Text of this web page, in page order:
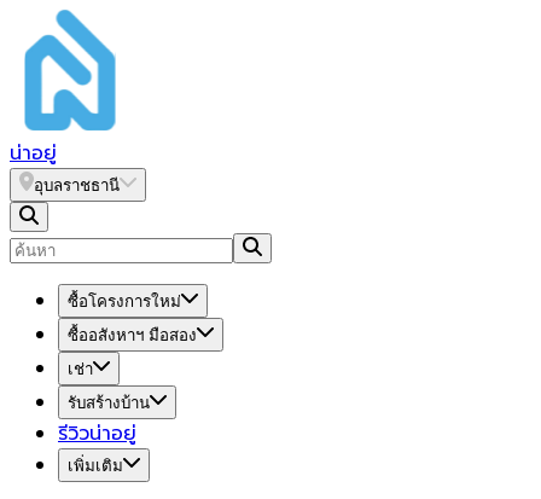
น่าอยู่
อุบลราชธานี
ซื้อโครงการใหม่
ซื้ออสังหาฯ มือสอง
เช่า
รับสร้างบ้าน
รีวิวน่าอยู่
เพิ่มเติม